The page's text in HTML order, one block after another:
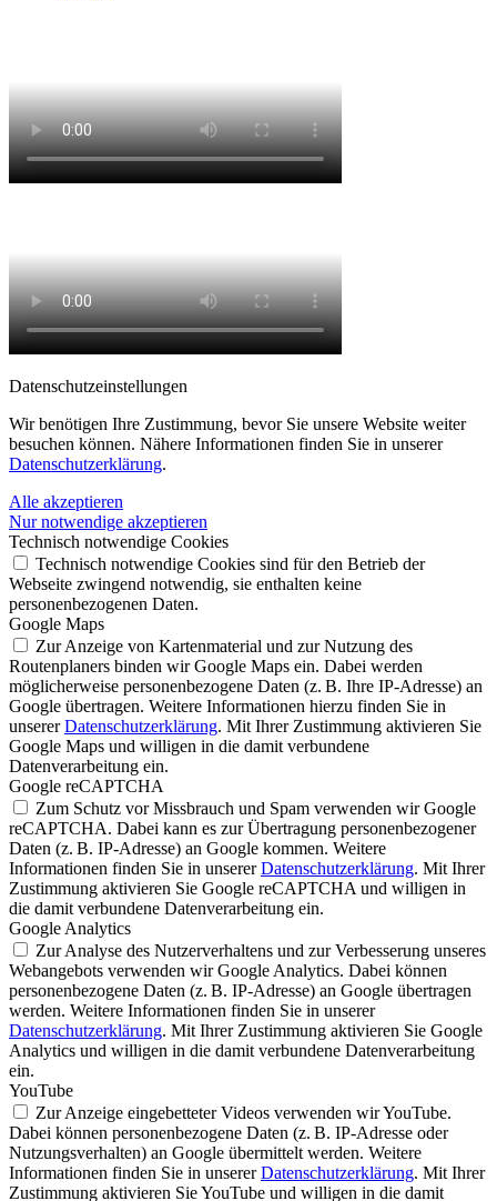
Datenschutz­einstellungen
Wir benötigen Ihre Zustimmung, bevor Sie unsere Website weiter
besuchen können. Nähere Informationen finden Sie in unserer
Datenschutzerklärung.
Alle akzeptieren
Nur notwendige akzeptieren
Technisch notwendige Cookies
Technisch notwendige Cookies sind für den Betrieb der
Webseite zwingend notwendig, sie enthalten keine
personenbezogenen Daten.
Google Maps
Zur Anzeige von Kartenmaterial und zur Nutzung des
Routenplaners binden wir Google Maps ein. Dabei werden
möglicherweise personenbezogene Daten (z. B. Ihre IP-Adresse) an
Google übertragen. Weitere Informationen hierzu finden Sie in
unsererDatenschutzerklärung. Mit Ihrer Zustimmung aktivieren Sie
Google Maps und willigen in die damit verbundene
Datenverarbeitung ein.
Google reCAPTCHA
Zum Schutz vor Missbrauch und Spam verwenden wir Google
reCAPTCHA. Dabei kann es zur Übertragung personenbezogener
Daten (z. B. IP-Adresse) an Google kommen. Weitere
Informationen finden Sie in unsererDatenschutzerklärung. Mit Ihrer
Zustimmung aktivieren Sie Google reCAPTCHA und willigen in
die damit verbundene Datenverarbeitung ein.
Google Analytics
Zur Analyse des Nutzerverhaltens und zur Verbesserung unseres
Webangebots verwenden wir Google Analytics. Dabei können
personenbezogene Daten (z. B. IP-Adresse) an Google übertragen
werden. Weitere Informationen finden Sie in unserer
Datenschutzerklärung. Mit Ihrer Zustimmung aktivieren Sie Google
Analytics und willigen in die damit verbundene Datenverarbeitung
ein.
YouTube
Zur Anzeige eingebetteter Videos verwenden wir YouTube.
Dabei können personenbezogene Daten (z. B. IP-Adresse oder
Nutzungsverhalten) an Google übermittelt werden. Weitere
Informationen finden Sie in unsererDatenschutzerklärung. Mit Ihrer
Zustimmung aktivieren Sie YouTube und willigen in die damit